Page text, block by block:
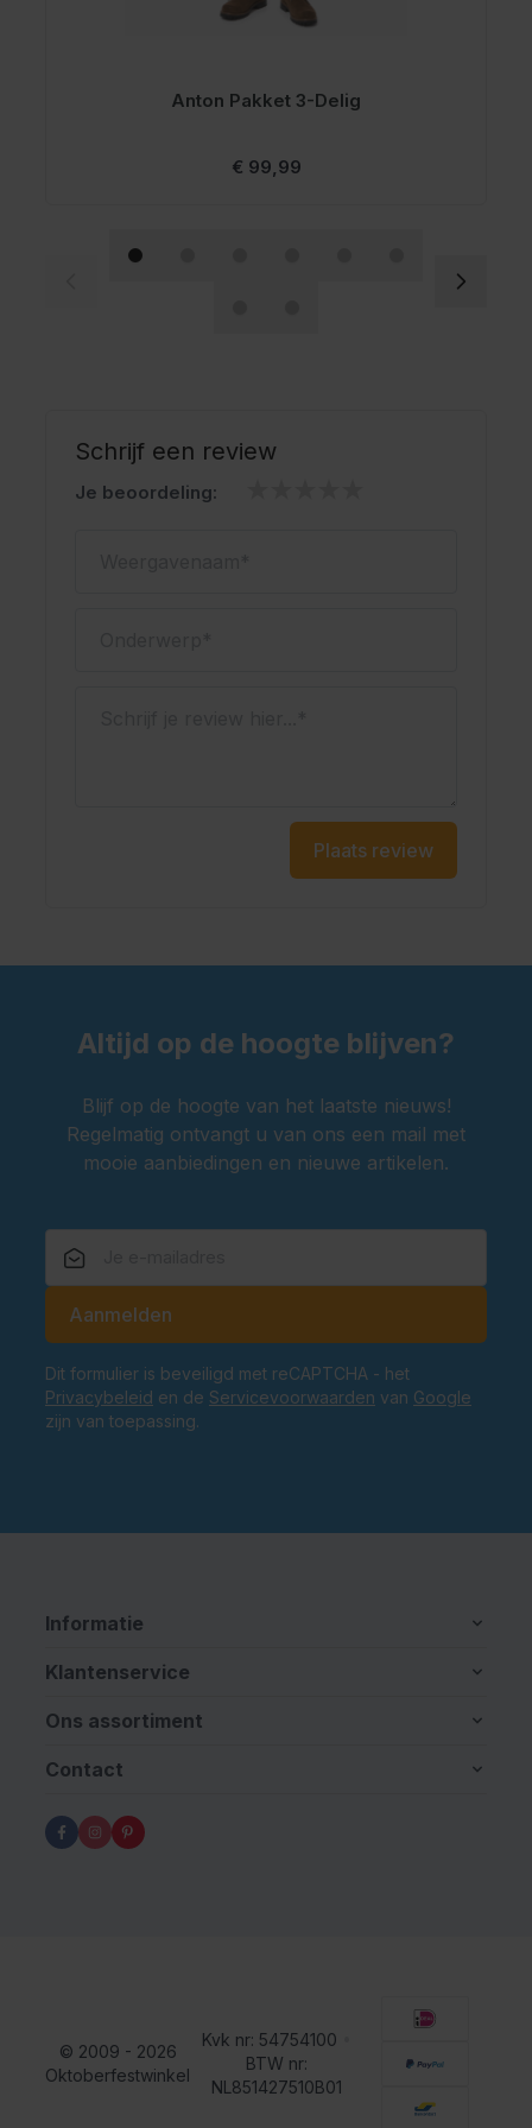
Anton Pakket 3-Delig
Vanaf
€ 99,99
Schrijf een review
Je beoordeling:
Plaats review
Altijd op de hoogte blijven?
Blijf op de hoogte van het laatste nieuws!
Regelmatig ontvangt u van ons een mail met
mooie aanbiedingen en nieuwe artikelen.
Aanmelden
Dit formulier is beveiligd met reCAPTCHA - het
Privacybeleid en de Servicevoorwaarden van Google
zijn van toepassing.
Informatie
Klantenservice
Ons assortiment
Contact
© 2009 - 2026
Oktoberfestwinkel
Kvk nr: 54754100
BTW nr:
NL851427510B01